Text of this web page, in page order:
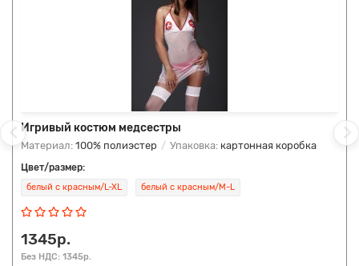
Игривый костюм медсестры
Материал: 100% полиэстер Упаковка: картонная коробка
Цвет/размер:
белый с красным/L-XL белый с красным/M-L
1345р.
Без НДС: 1345р.